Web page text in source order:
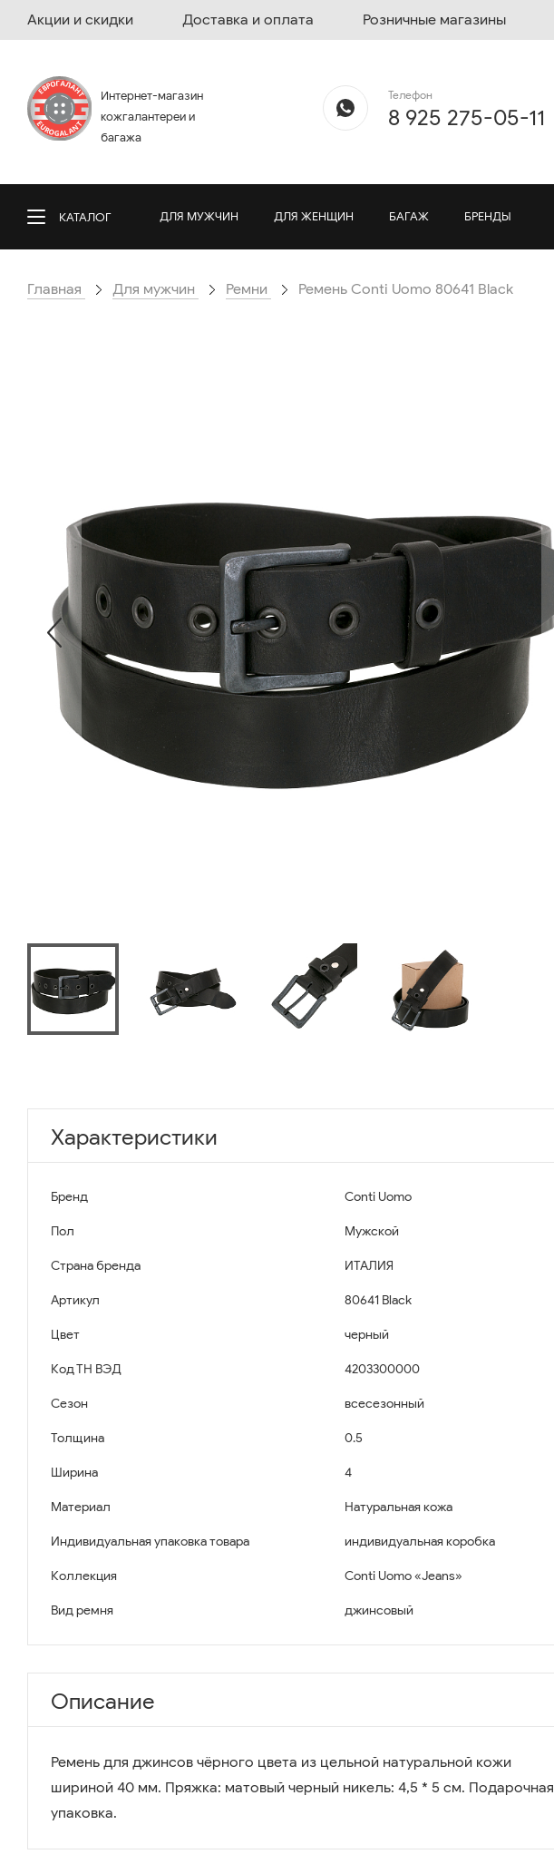
Акции и скидки Доставка и оплата Розничные магазины
Интернет-магазин
кожгалантереи и
багажа
Телефон
8 925 275-05-11
КАТАЛОГ ДЛЯ МУЖЧИН ДЛЯ ЖЕНЩИН БАГАЖ БРЕНДЫ
Главная Для мужчин Ремни Ремень Conti Uomo 80641 Black
Характеристики
Бренд Conti Uomo
Пол Мужской
Страна бренда ИТАЛИЯ
Артикул 80641 Black
Цвет черный
Код ТН ВЭД 4203300000
Сезон всесезонный
Толщина 0.5
Ширина 4
Материал Натуральная кожа
Индивидуальная упаковка товара индивидуальная коробка
Коллекция Conti Uomo «Jeans»
Вид ремня джинсовый
Описание
Ремень для джинсов чёрного цвета из цельной натуральной кожи
шириной 40 мм. Пряжка: матовый черный никель: 4,5 * 5 см. Подарочная
упаковка.